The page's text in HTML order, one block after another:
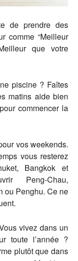
de prendre des
comme “Meilleur
que votre
piscine ? Faîtes
matins aide bien
commencer la
vos weekends.
vous resterez
Bangkok et
Peng-Chau,
ou Penghu. Ce ne
vivez dans un
toute l’année ?
plutôt que dans